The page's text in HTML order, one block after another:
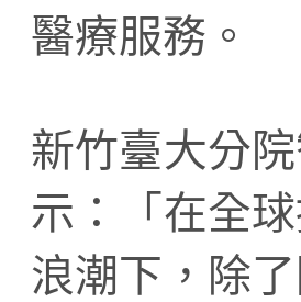
醫療服務。
新竹臺大分
示：「在全
浪潮下，除